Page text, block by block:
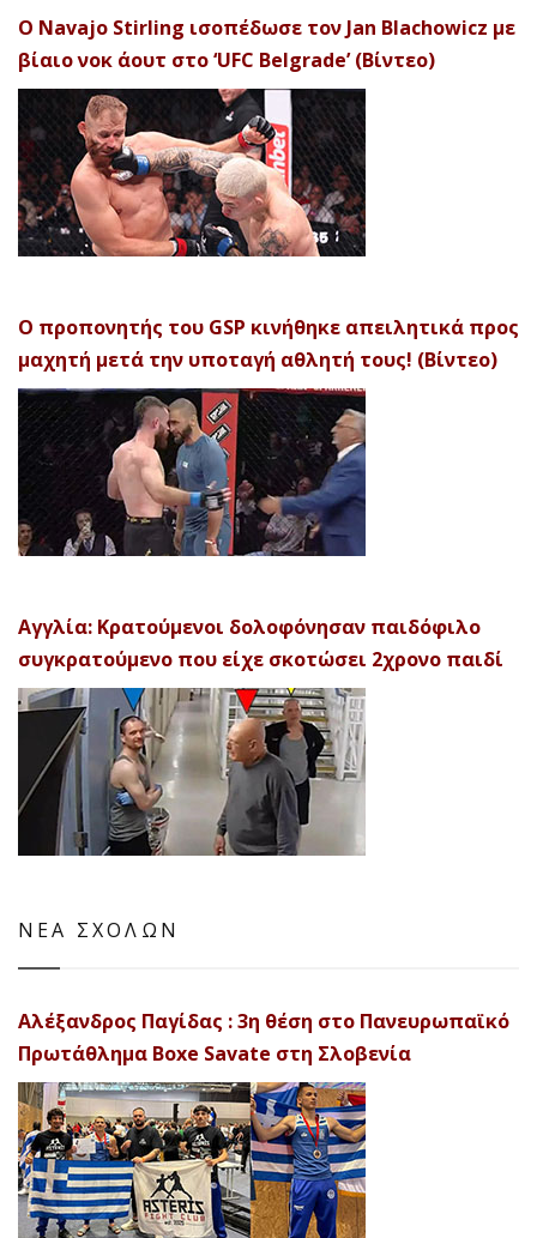
Ο Navajo Stirling ισοπέδωσε τον Jan Blachowicz με
βίαιο νοκ άουτ στο ‘UFC Belgrade’ (Βίντεο)
Ο προπονητής του GSP κινήθηκε απειλητικά προς
μαχητή μετά την υποταγή αθλητή τους! (Βίντεο)
Αγγλία: Κρατούμενοι δολοφόνησαν παιδόφιλο
συγκρατούμενο που είχε σκοτώσει 2χρονο παιδί
ΝΕΑ ΣΧΟΛΩΝ
Αλέξανδρος Παγίδας : 3η θέση στο Πανευρωπαϊκό
Πρωτάθλημα Boxe Savate στη Σλοβενία